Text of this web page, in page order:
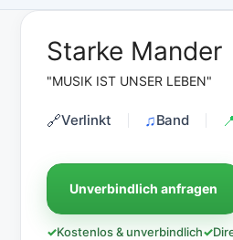
Starke Mander
"MUSIK IST UNSER LEBEN"
Verlinkt Band
Unverbindlich anfragen
✓Kostenlos & unverbindlich✓